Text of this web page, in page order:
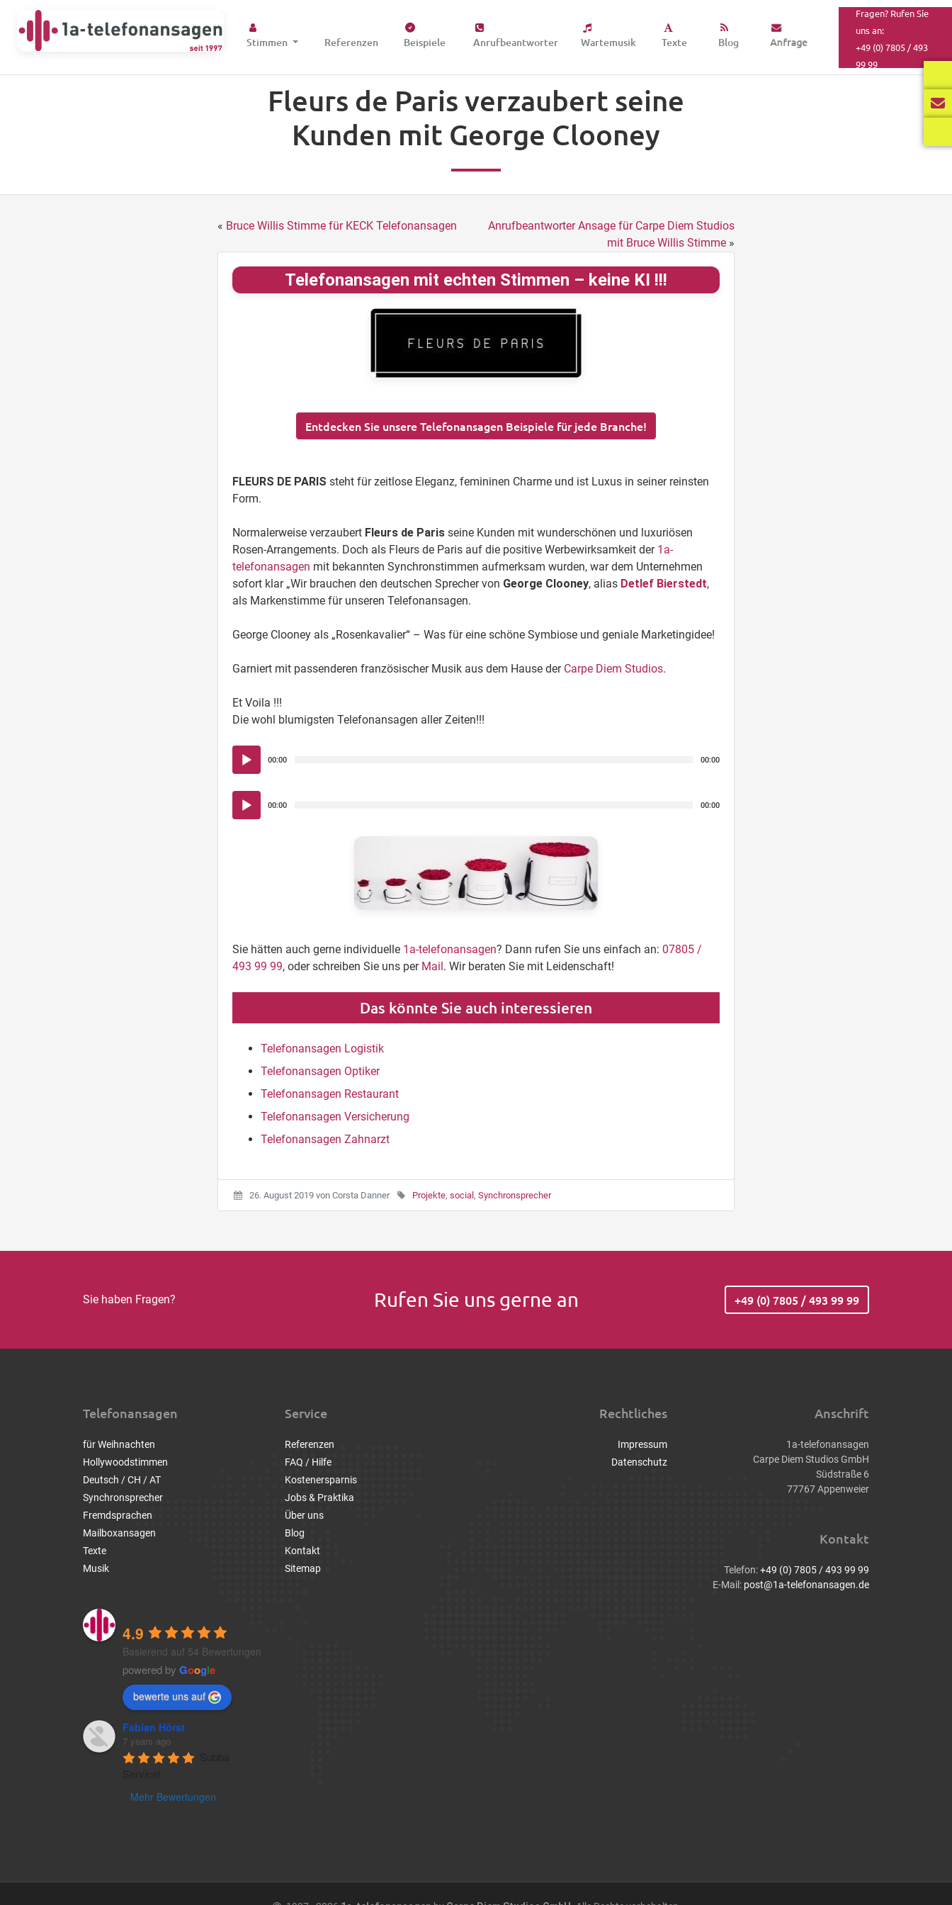
Stimmen Referenzen Beispiele Anrufbeantworter Wartemusik Texte Blog Anfrage
Fragen? Rufen Sie
uns an:
+49 (0) 7805 / 493
99 99
Fleurs de Paris verzaubert seine
Kunden mit George Clooney
« Bruce Willis Stimme für KECK Telefonansagen
Anrufbeantworter Ansage für Carpe Diem Studios
mit Bruce Willis Stimme »
Telefonansagen mit echten Stimmen – keine KI !!!
Entdecken Sie unsere Telefonansagen Beispiele für jede Branche!
FLEURS DE PARIS steht für zeitlose Eleganz, femininen Charme und ist Luxus in seiner reinsten
Form.
Normalerweise verzaubert Fleurs de Paris seine Kunden mit wunderschönen und luxuriösen
Rosen-Arrangements. Doch als Fleurs de Paris auf die positive Werbewirksamkeit der 1a-
telefonansagen mit bekannten Synchronstimmen aufmerksam wurden, war dem Unternehmen
sofort klar „Wir brauchen den deutschen Sprecher von George Clooney, alias Detlef Bierstedt,
als Markenstimme für unseren Telefonansagen.
George Clooney als „Rosenkavalier“ – Was für eine schöne Symbiose und geniale Marketingidee!
Garniert mit passenderen französischer Musik aus dem Hause der Carpe Diem Studios.
Et Voila !!!
Die wohl blumigsten Telefonansagen aller Zeiten!!!
Audio-
Player
00:00 00:00
Audio-
Player
00:00 00:00
Sie hätten auch gerne individuelle 1a-telefonansagen? Dann rufen Sie uns einfach an: 07805 /
493 99 99, oder schreiben Sie uns per Mail. Wir beraten Sie mit Leidenschaft!
Das könnte Sie auch interessieren
Telefonansagen Logistik
Telefonansagen Optiker
Telefonansagen Restaurant
Telefonansagen Versicherung
Telefonansagen Zahnarzt
26. August 2019 von Corsta Danner Projekte, social , Synchronsprecher
Sie haben Fragen? Rufen Sie uns gerne an +49 (0) 7805 / 493 99 99
Telefonansagen
für Weihnachten
Hollywoodstimmen
Deutsch / CH / AT
Synchronsprecher
Fremdsprachen
Mailboxansagen
Texte
Musik
4.9
Basierend auf 54 Bewertungen
powered by Google
bewerte uns auf
Fabian Hörst
7 years ago
Mehr Bewertungen
Service
Referenzen
FAQ / Hilfe
Kostenersparnis
Jobs & Praktika
Über uns
Blog
Kontakt
Sitemap
Rechtliches
Impressum
Datenschutz
Anschrift
1a-telefonansagen
Carpe Diem Studios GmbH
Südstraße 6
77767 Appenweier
Kontakt
Telefon:+49 (0) 7805 / 493 99 99
E-Mail: post@1a-telefonansagen.de